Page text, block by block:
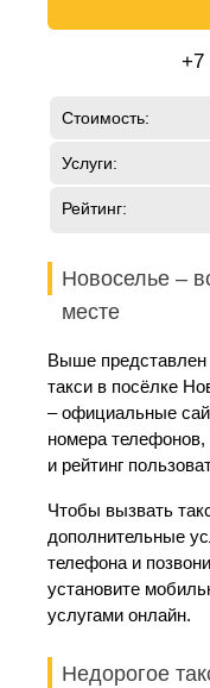
+7
Стоимость:
Услуги:
Рейтинг:
Новоселье –
месте
Выше представлен
такси в посёлке
– официальные
номера
и рейтинг
Чтобы вызвать
дополнительные
телефона и
установите
услугами онлайн.
Недорогое